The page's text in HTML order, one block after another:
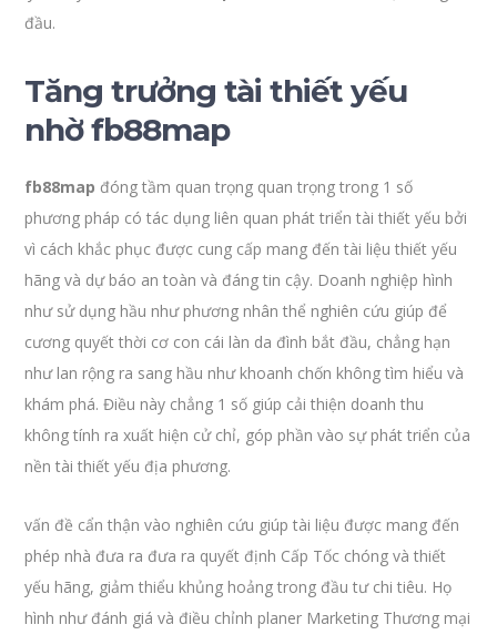
đầu.
Tăng trưởng tài thiết yếu
nhờ fb88map
fb88map đóng tầm quan trọng quan trọng trong 1 số
phương pháp có tác dụng liên quan phát triển tài thiết yếu bởi
vì cách khắc phục được cung cấp mang đến tài liệu thiết yếu
hãng và dự báo an toàn và đáng tin cậy. Doanh nghiệp hình
như sử dụng hầu như phương nhân thể nghiên cứu giúp để
cương quyết thời cơ con cái làn da đình bắt đầu, chẳng hạn
như lan rộng ra sang hầu như khoanh chốn không tìm hiểu và
khám phá. Điều này chẳng 1 số giúp cải thiện doanh thu
không tính ra xuất hiện cử chỉ, góp phần vào sự phát triển của
nền tài thiết yếu địa phương.
vấn đề cẩn thận vào nghiên cứu giúp tài liệu được mang đến
phép nhà đưa ra đưa ra quyết định Cấp Tốc chóng và thiết
yếu hãng, giảm thiểu khủng hoảng trong đầu tư chi tiêu. Họ
hình như đánh giá và điều chỉnh planer Marketing Thương mại